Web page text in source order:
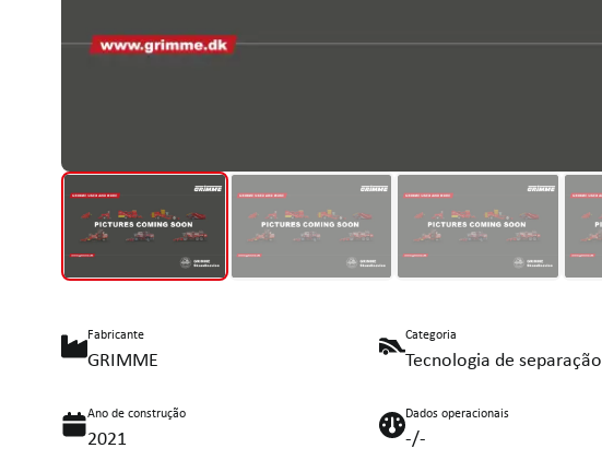
Fabricante
GRIMME
Categoria
Tecnologia de separação
Ano de construção
2021
Dados operacionais
-/-